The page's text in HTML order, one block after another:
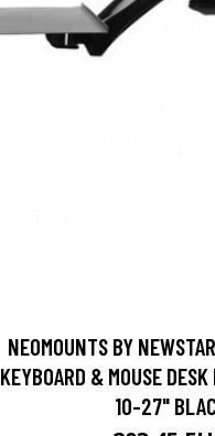
NEOMOUNTS BY
KEYBOARD & MOUSE
10-27"